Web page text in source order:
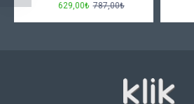
629,00₺ 787,00₺